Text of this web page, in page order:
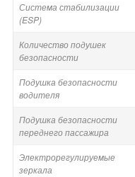
Система стабилизации
(ESP)
Количество подушек
безопасности
Подушка безопасности
водителя
Подушка безопасности
переднего пассажира
Электрорегулируемые
зеркала